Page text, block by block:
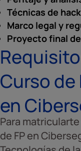
Técnicas de
Marco legal y
Proyecto final
Curso
en
Para
de FP en